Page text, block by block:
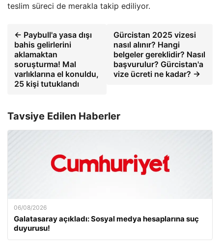
teslim süreci de merakla takip ediliyor.
← Paybull'a yasa dışı
bahis gelirlerini
aklamaktan
soruşturma! Mal
varlıklarına el konuldu,
25 kişi tutuklandı
Gürcistan 2025 vizesi
nasıl alınır? Hangi
belgeler gereklidir? Nasıl
başvurulur? Gürcistan'a
vize ücreti ne kadar? →
Tavsiye Edilen Haberler
06/08/2026
Galatasaray açıkladı: Sosyal medya hesaplarına suç
duyurusu!